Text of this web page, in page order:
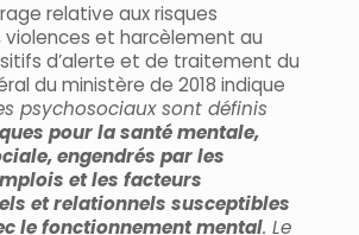
relative aux risques
violences et harcèlement au
d’alerte et de traitement du
du ministère de 2018 indique
psychosociaux sont définis
pour la santé mentale,
engendrés par les
et les facteurs
et relationnels susceptibles
le fonctionnement mental. Le